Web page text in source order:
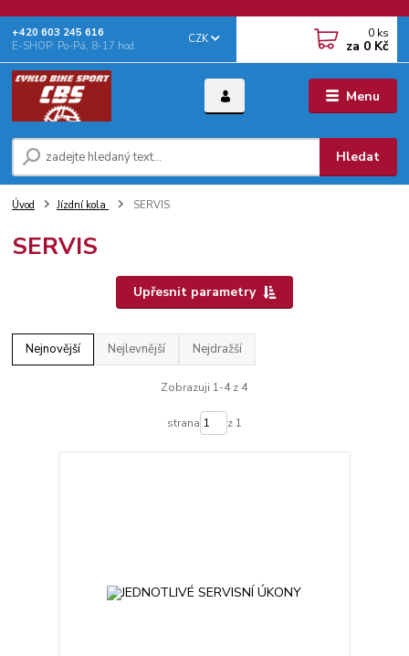
Menu
CZK
Hledat
+‭420 603 245 616‬
E-SHOP: Po-Pá, 8-17 hod.
0 ks
za 0 Kč
Úvod Jízdní kola SERVIS
SERVIS
Upřesnit parametry
Nejnovější Nejlevnější Nejdražší
Zobrazuji 1-4 z 4
strana z 1